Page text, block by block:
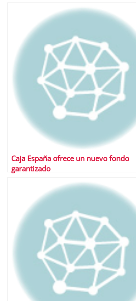
Caja España ofrece un nuevo fondo
garantizado